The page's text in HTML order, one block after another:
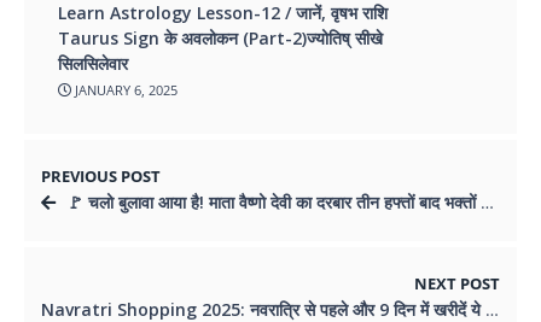
Learn Astrology Lesson-12 / जानें, वृषभ राशि
Taurus Sign के अवलोकन (Part-2)ज्योतिष् सीखे
सिलसिलेवार
JANUARY 6, 2025
PREVIOUS POST
🚩 चलो बुलावा आया है! माता वैष्णो देवी का दरबार तीन हफ्तों बाद भक्तों के लिए खुला
NEXT POST
Navratri Shopping 2025: नवरात्रि से पहले और 9 दिन में खरीदें ये शुभ वस्तुएं, मिलेगा सुख-समृद्धि का आशीर्वाद